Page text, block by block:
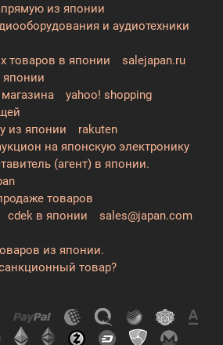
из японии
и аудиотехники
товаров в японии
salejapan.ru
японии
yahoo! shopping
из японии
rakuten
на японскую электронику
(агент) в японии.
товаров
cdek в японии
sales@japan.com
из японии.
товар?